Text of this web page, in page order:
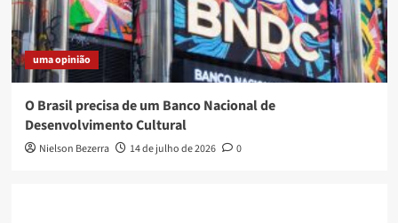
uma opinião
O Brasil precisa de um Banco Nacional de
Desenvolvimento Cultural
Nielson Bezerra 14 de julho de 2026 0